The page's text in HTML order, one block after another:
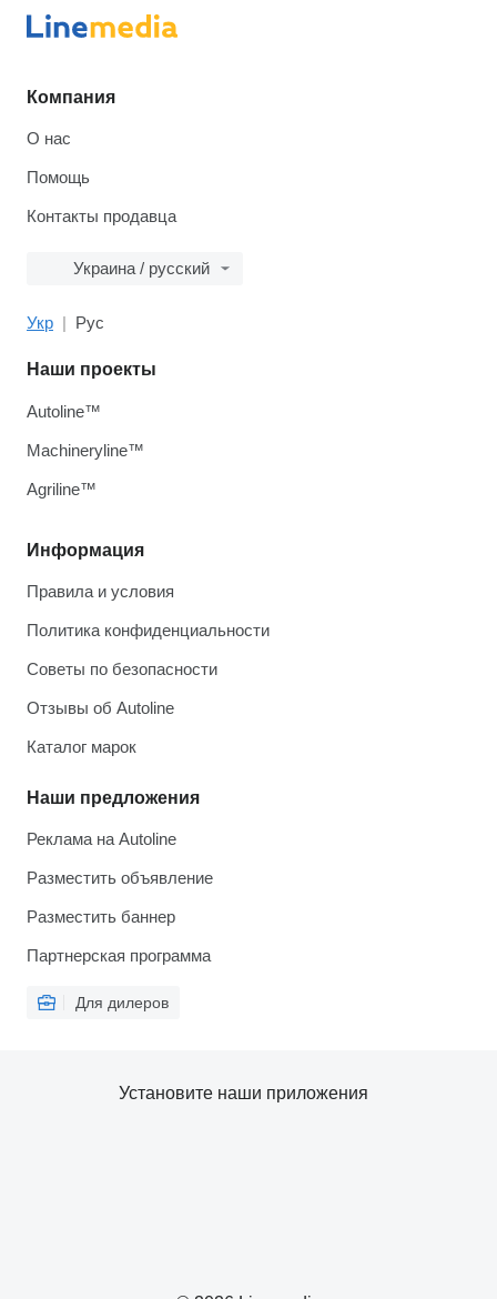
Компания
О нас
Помощь
Контакты продавца
Украина / русский
Укр Рус
Информация
Правила и условия
Политика конфиденциальности
Советы по безопасности
Отзывы об Autoline
Каталог марок
Наши предложения
Реклама на Autoline
Разместить объявление
Разместить баннер
Партнерская программа
Для дилеров
Наши проекты
Autoline™
Machineryline™
Agriline™
Установите наши приложения